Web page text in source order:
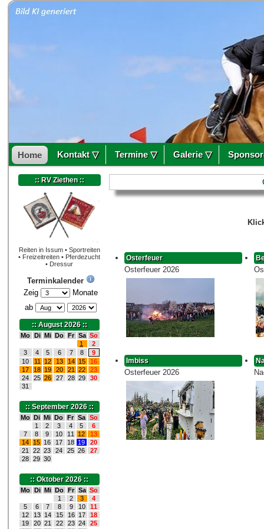
Home Kontakt ▽ Termine ▽ Galerie ▽
:: RV Ziethen ::
Reiten in Issum • Sportreiten
• Freizeitreiten • Pferdezucht
• Dressur
Terminkalender
Zeig
Monate
ab
:: August 2026 ::
Mo Di Mi Do Fr Sa So
1
2
3
4 5 6 7 8
9
10
11 12 13 14 15
16
17
18 19 20 21 22
23
24
25 26 27 28 29
30
31
:: September 2026 ::
Mo Di Mi Do Fr Sa So
1
2 3 4 5
6
7
8 9 10 11 12
13
14
15 16 17 18 19
20
21
22 23 24 25 26
27
28
29 30
:: Oktober 2026 ::
Mo Di Mi Do Fr Sa So
1
2 3
4
5
6 7 8 9 10
11
12
13 14 15 16 17
18
19
20 21 22 23 24
25
Osterfeuer
Osterfeuer 2026
Imbiss
Osterfeuer 2026